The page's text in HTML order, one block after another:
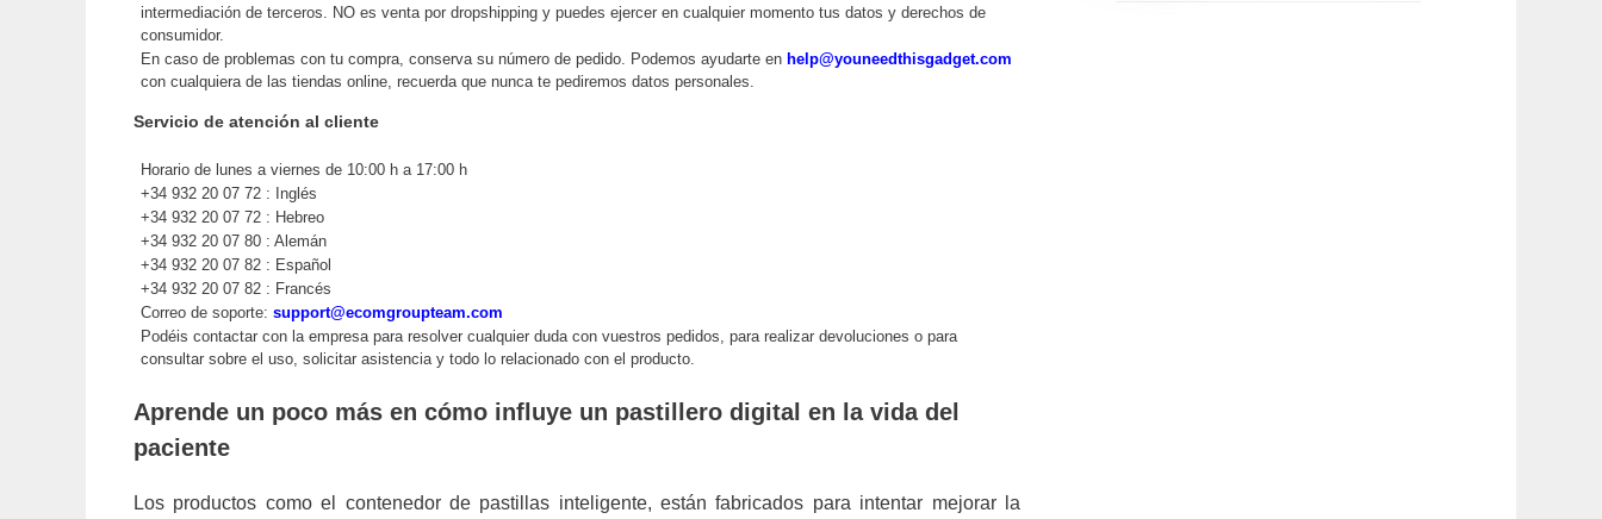
intermediación de terceros. NO es venta por dropshipping y puedes ejercer en cualquier momento tus datos y derechos de
consumidor.
En caso de problemas con tu compra, conserva su número de pedido. Podemos ayudarte en help@youneedthisgadget.com
con cualquiera de las tiendas online, recuerda que nunca te pediremos datos personales.
Servicio de atención al cliente
Horario de lunes a viernes de 10:00 h a 17:00 h
+34 932 20 07 72 : Inglés
+34 932 20 07 72 : Hebreo
+34 932 20 07 80 : Alemán
+34 932 20 07 82 : Español
+34 932 20 07 82 : Francés
Correo de soporte: support@ecomgroupteam.com
Podéis contactar con la empresa para resolver cualquier duda con vuestros pedidos, para realizar devoluciones o para
consultar sobre el uso, solicitar asistencia y todo lo relacionado con el producto.
Aprende un poco más en cómo influye un pastillero digital en la vida del
paciente
Los productos como el contenedor de pastillas inteligente, están fabricados para intentar mejorar la